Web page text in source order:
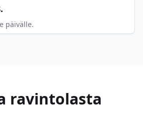
päivälle.
ravintolasta